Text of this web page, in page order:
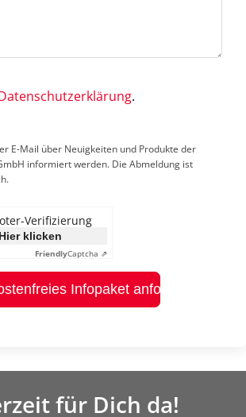
.
E-Mail über Neuigkeiten und Produkte der
informiert werden. Die Abmeldung ist
Verifizierung
Hier klicken
FriendlyCaptcha ⇗
Infopaket anfordern
für Dich da!